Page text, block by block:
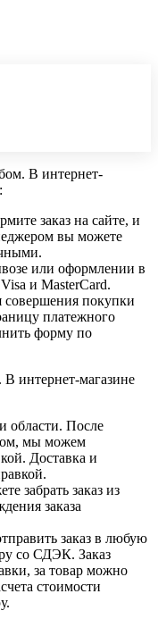
В интернет-
заказ на сайте, и
вы можете
или оформлении в
и MasterCard.
покупки
платежного
форму по
В интернет-магазине
области. После
мы можем
Доставка и
забрать заказ из
заказа
заказ в любую
со СДЭК. Заказ
за товар можно
стоимости